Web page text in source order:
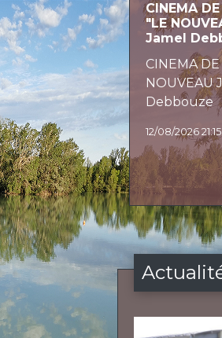
CINEMA
"LE
Jamel
CINEMA
NOUVEAU
Debbouze
12/08/2026 21:15